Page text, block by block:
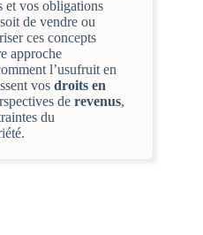
et vos obligations
de vendre ou
ces concepts
approche
l’usufruit en
vos droits en
de revenus,
du